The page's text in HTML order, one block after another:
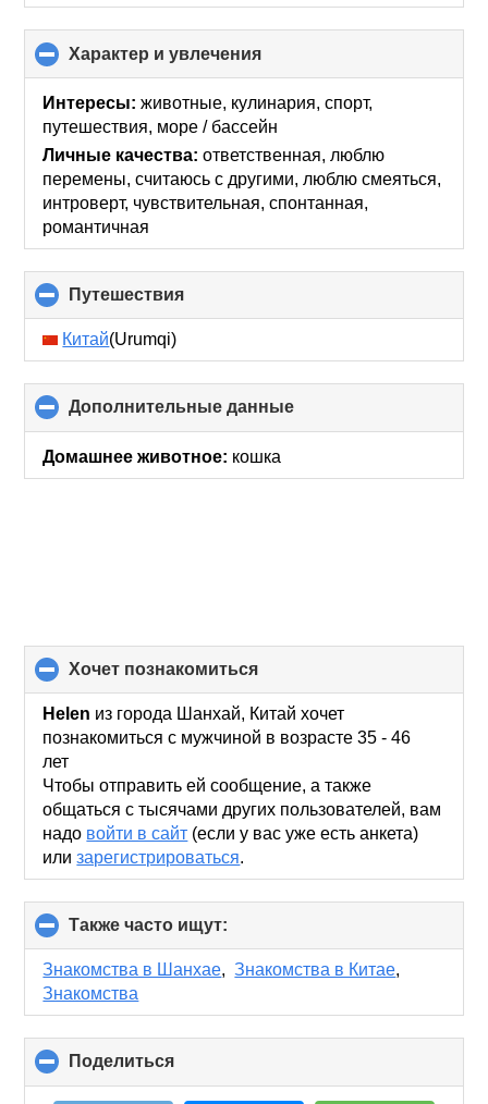
Характер и увлечения
to
collapse
contents
Интересы: животные, кулинария, спорт,
путешествия, море / бассейн
Личные качества: ответственная, люблю
перемены, считаюсь с другими, люблю смеяться,
интроверт, чувствительная, спонтанная,
романтичная
Путешествия
to
contents
Китай(Urumqi)
Дополнительные данные
to
Домашнее животное: кошка
хочет познакомиться
to
collapse
contents
Helen из города Шанхай, Китай хочет
познакомиться с мужчиной в возрасте 35 - 46
лет
Чтобы отправить ей сообщение, а также
общаться с тысячами других пользователей, вам
надо войти в сайт (если у вас уже есть анкета)
илизарегистрироваться.
Также часто ищут:
to
collapse
Знакомства в Шанхае,Знакомства в Китае,
Знакомства
Поделиться
to